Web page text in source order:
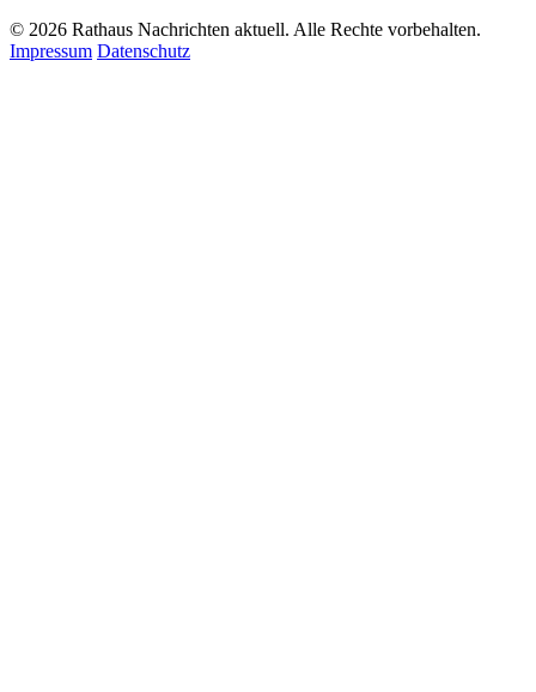
© 2026 Rathaus Nachrichten aktuell. Alle Rechte vorbehalten.
Impressum Datenschutz